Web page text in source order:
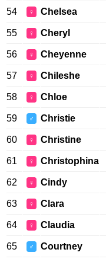
54 ♀ Chelsea
55 ♀ Cheryl
56 ♀ Cheyenne
57 ♀ Chileshe
58 ♀ Chloe
59 ♂ Christie
60 ♀ Christine
61 ♀ Christophina
62 ♀ Cindy
63 ♀ Clara
64 ♀ Claudia
65 ♂ Courtney